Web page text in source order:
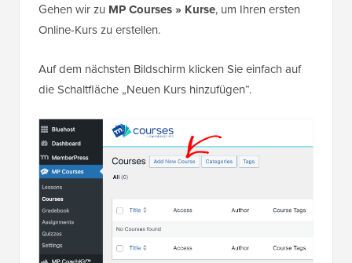
Gehen wir zu MP Courses » Kurse, um Ihren ersten
Online-Kurs zu erstellen.
Auf dem nächsten Bildschirm klicken Sie einfach auf
die Schaltfläche „Neuen Kurs hinzufügen“.